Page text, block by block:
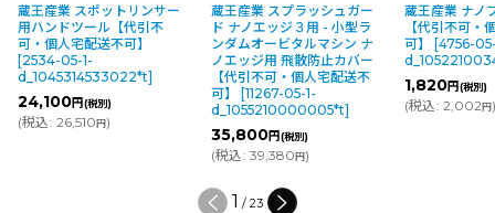
蔵王産業 スポットリンサー
用ハンドツール【代引不
可・個人宅配送不可】
[2534-05-1-
d_1045314533022*t]
24,100円(税別)
(税込: 26,510円)
蔵王産業 スプラッシュガー
ド ナノエッジ３用 - 小型ラ
ンダムオービタルマシン ナ
ノエッジ用 飛散防止カバー
【代引不可・個人宅配送不
可】
[11267-05-1-
d_1055210000005*t]
35,800円(税別)
(税込: 39,380円)
蔵王産業 ナノ
【代引不可・
可】
[4756-
1,820円(税別)
(税込: 2,002円
1 / 23